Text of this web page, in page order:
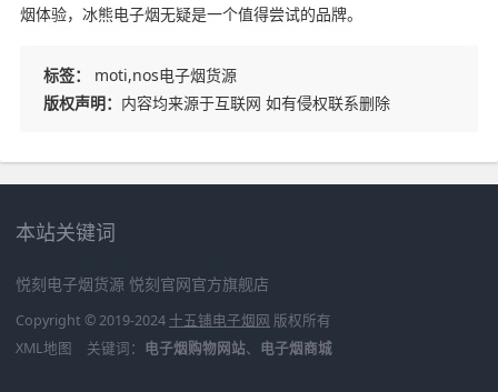
烟体验，冰熊电子烟无疑是一个值得尝试的品牌。
标签：
moti,nos电子烟货源
版权声明： 内容均来源于互联网 如有侵权联系删除
本站关键词
悦刻电子烟货源 悦刻官网官方旗舰店
Copyright © 2019-2024 十五铺电子烟网 版权所有
XML地图
关键词： 电子烟购物网站、 电子烟商城